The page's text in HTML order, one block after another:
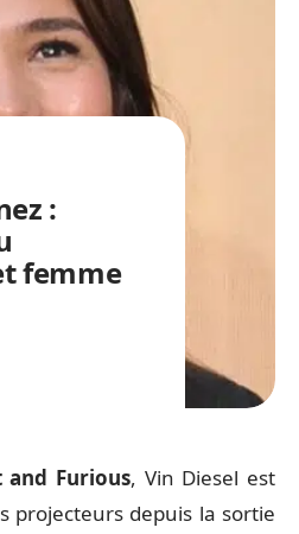
:
femme
and Furious, Vin Diesel est
projecteurs depuis la sortie